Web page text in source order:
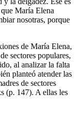
María Elena
nosotras, porque
de María Elena,
sectores populares,
al analizar la falta
planteó atender las
de sectores
(p. 147). A ellas les